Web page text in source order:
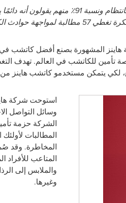
ونسبة91٪ منهم يقولون أنه
حوادث الكاتشب
المشهورة بصنع أفضل كاتشب
تأمين للكاتشب في العالم. تهدف
لكي يتمكن مستخدمو كاتشب هاينز
استوحت شركة
وسائل التواصل
المطالبات
المخاطرة. وقد
المتاعب للأفراد
والملابس إلى
وغيرها.